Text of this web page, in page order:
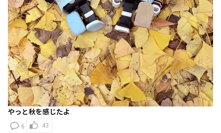
やっと秋を感じたよ
6 43